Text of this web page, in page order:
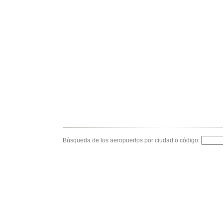
Búsqueda de los aeropuertos por ciudad o código: